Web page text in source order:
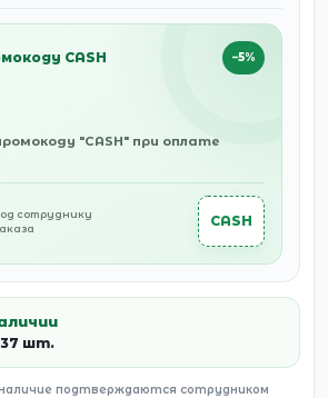
CASH −5%
"CASH" при оплате
сотруднику
CASH
шт.
подтверждаются сотрудником